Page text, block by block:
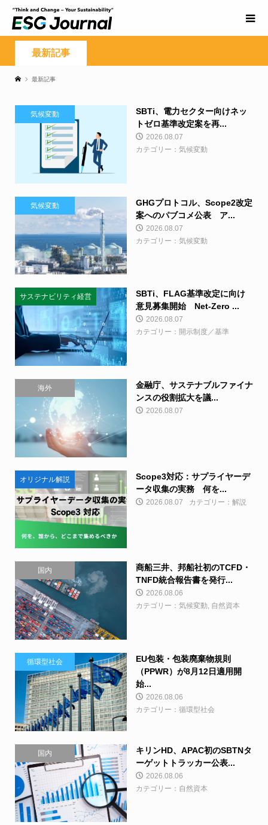
最新記事
最新記事
気候変動
SBTi、電力セクター向けネッ
トゼロ基準改定案を再...
2026.08.07
カテゴリー：気候変動
気候変動
GHGプロトコル、Scope2改定
案へのパブコメ公表 ア...
2026.08.07
カテゴリー：気候変動
サステナビリティ経営
SBTi、FLAG基準改定に向け
意見募集開始 Net-Zero ...
2026.08.07
カテゴリー：開示制度／基準
海外
金融庁、サステナブルファイナ
ンスの役割拡大を議...
2026.08.07
オリジナル解説
Scope3対応：サプライヤーデ
ータ収集の実務 何を...
2026.08.07 カテゴリー：解説
国内
商船三井、邦船社初のTCFD・
TNFD統合報告書を発行...
2026.08.06
カテゴリー：気候変動, 自然資本
循環型社会
EU包装・包装廃棄物規則
（PPWR）が8月12日適用開
始...
2026.08.06
カテゴリー：循環型社会
国内
キリンHD、APAC初のSBTNタ
ーゲットトラッカー公表...
2026.08.06
カテゴリー：自然資本